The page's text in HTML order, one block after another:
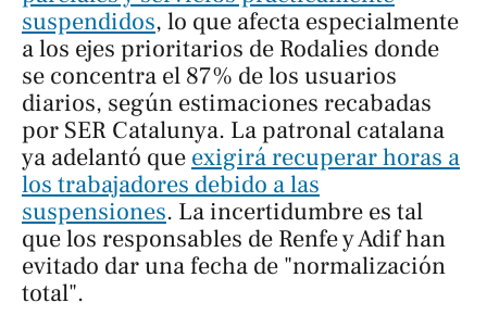
suspendidos, lo que afecta especialmente
a los ejes prioritarios de Rodalies donde
se concentra el 87% de los usuarios
diarios, según estimaciones recabadas
por SER Catalunya. La patronal catalana
ya adelantó que exigirá recuperar horas a
los trabajadores debido a las
suspensiones. La incertidumbre es tal
que los responsables de Renfe y Adif han
evitado dar una fecha de "normalización
total".